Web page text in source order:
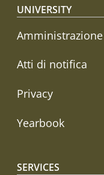
Footer
UNIVERSITY
Atti di notifica
Privacy
Yearbook
SERVICES